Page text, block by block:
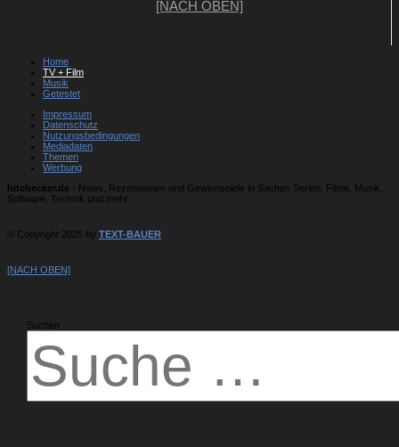
[NACH OBEN]
Home
TV + Film
Musik
Getestet
Impressum
Datenschutz
Nutzungsbedingungen
Mediadaten
Themen
Werbung
hitchecker.de - News, Rezensionen und Gewinnspiele in Sachen Serien, Filme, Musik,
Software, Technik und mehr
© Copyright 2025 by TEXT-BAUER
[NACH OBEN]
Suchen